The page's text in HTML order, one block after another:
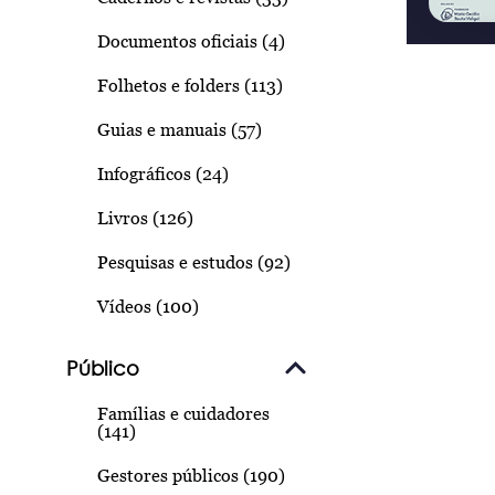
Documentos oficiais (4)
Folhetos e folders (113)
Guias e manuais (57)
Infográficos (24)
Livros (126)
Pesquisas e estudos (92)
Vídeos (100)
Público
Famílias e cuidadores
(141)
Gestores públicos (190)